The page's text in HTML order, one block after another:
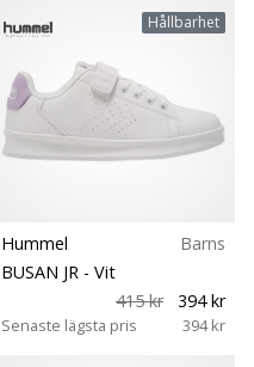
Hållbarhet
Hummel
Barns
BUSAN JR - Vit
415 kr
394 kr
Senaste lägsta pris 394 kr